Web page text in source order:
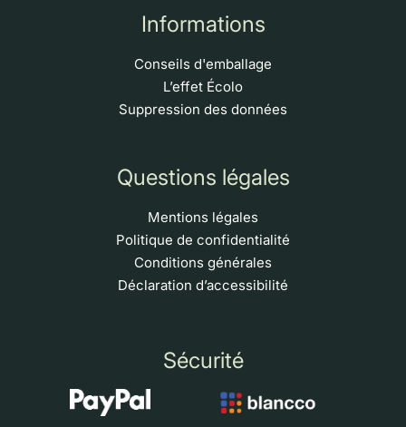
Informations
Conseils d'emballage
L’effet Écolo
Suppression des données
Questions légales
Mentions légales
Politique de confidentialité
Conditions générales
Déclaration d’accessibilité
Sécurité